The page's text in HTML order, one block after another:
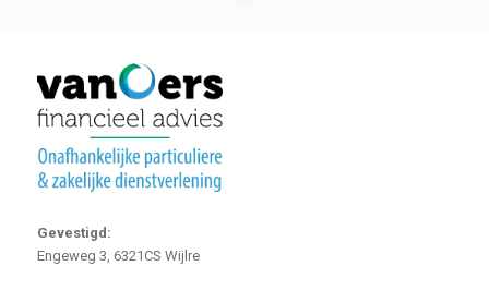
Gevestigd:
Engeweg 3, 6321CS Wijlre